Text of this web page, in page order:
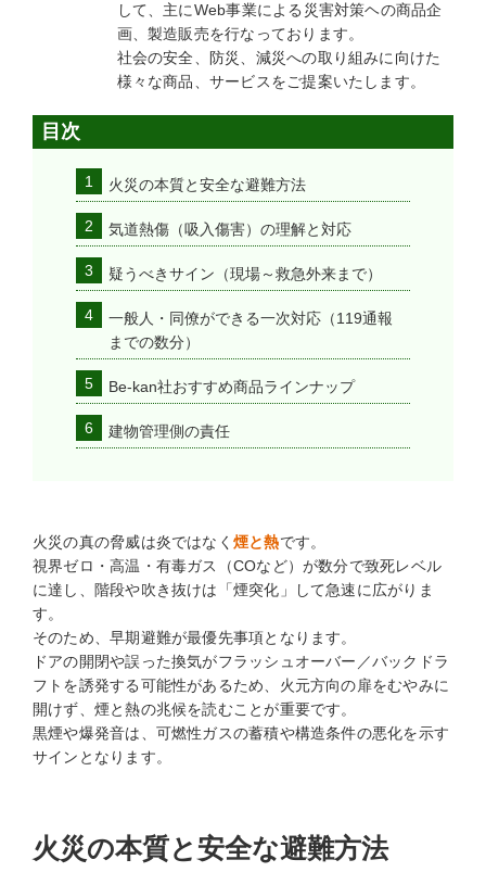
して、主にWeb事業による災害対策ヘの商品企
画、製造販売を行なっております。
社会の安全、防災、減災への取り組みに向けた
様々な商品、サービスをご提案いたします。
目次
火災の本質と安全な避難方法
気道熱傷（吸入傷害）の理解と対応
疑うべきサイン（現場～救急外来まで）
一般人・同僚ができる一次対応（119通報
までの数分）
Be-kan社おすすめ商品ラインナップ
建物管理側の責任
火災の真の脅威は炎ではなく 煙と熱です。
視界ゼロ・高温・有毒ガス（COなど）が数分で致死レベル
に達し、階段や吹き抜けは「煙突化」して急速に広がりま
す。
そのため、早期避難が最優先事項となります。
ドアの開閉や誤った換気がフラッシュオーバー／バックドラ
フトを誘発する可能性があるため、火元方向の扉をむやみに
開けず、煙と熱の兆候を読むことが重要です。
黒煙や爆発音は、可燃性ガスの蓄積や構造条件の悪化を示す
サインとなります。
火災の本質と安全な避難方法